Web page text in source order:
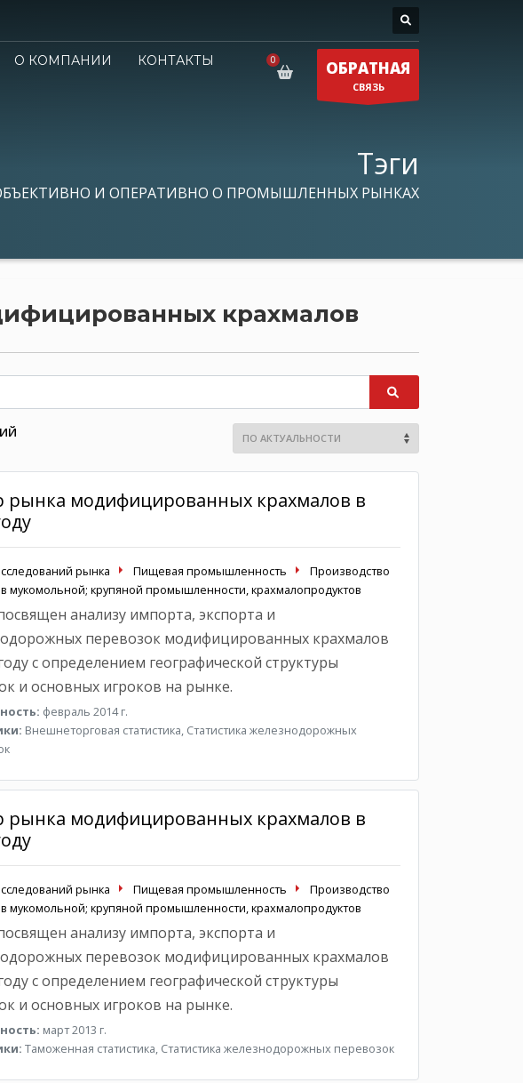
О КОМПАНИИ
КОНТАКТЫ
ОБРАТНАЯ
СВЯЗЬ
Тэги
И ОПЕРАТИВНО О ПРОМЫШЛЕННЫХ РЫНКАХ
крахмалов
рынка модифицированных крахмалов в
рынка Пищевая промышленность
Производство
мукомольной; крупяной промышленности, крахмалопродуктов
анализу импорта, экспорта и
перевозок модифицированных крахмалов
с определением географической структуры
и основных игроков на рынке.
февраль 2014 г.
Внешнеторговая статистика, Статистика железнодорожных
рынка модифицированных крахмалов в
рынка Пищевая промышленность
Производство
мукомольной; крупяной промышленности, крахмалопродуктов
анализу импорта, экспорта и
перевозок модифицированных крахмалов
с определением географической структуры
и основных игроков на рынке.
март 2013 г.
Таможенная статистика, Статистика железнодорожных перевозок